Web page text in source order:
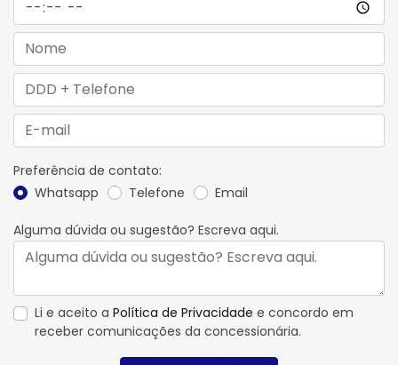
Preferência de contato:
Whatsapp
Telefone Email
Alguma dúvida ou sugestão? Escreva aqui.
Li e aceito a Política de Privacidade e concordo em
receber comunicações da concessionária.